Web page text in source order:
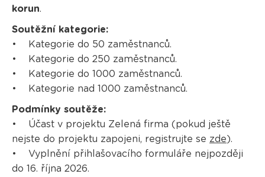
korun.
Soutěžní kategorie:
• Kategorie do 50 zaměstnanců.
• Kategorie do 250 zaměstnanců.
• Kategorie do 1000 zaměstnanců.
• Kategorie nad 1000 zaměstnanců.
Podmínky soutěže:
• Účast v projektu Zelená firma (pokud ještě
nejste do projektu zapojeni, registrujte se zde).
• Vyplnění přihlašovacího formuláře nejpozději
do 16. října 2026.